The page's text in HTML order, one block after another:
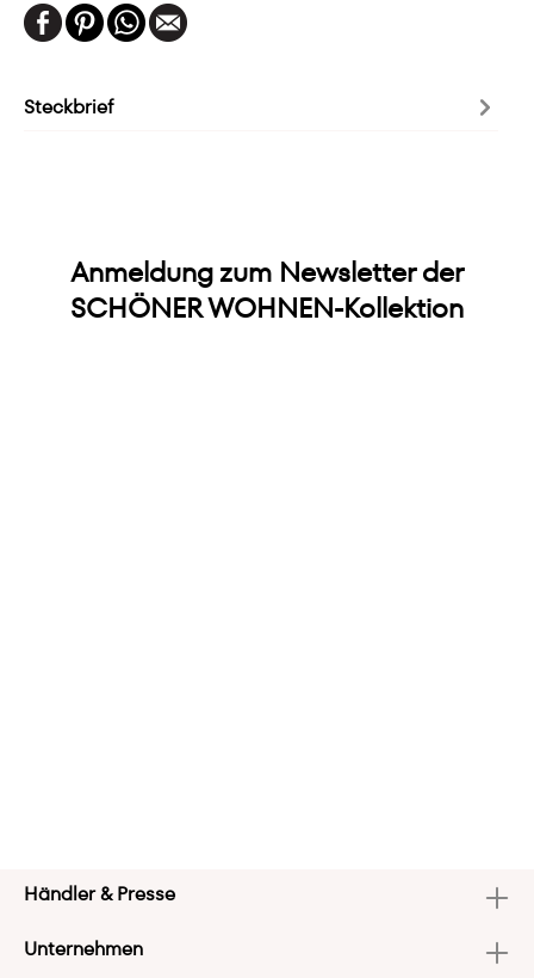
Steckbrief
Anmeldung zum Newsletter der
SCHÖNER WOHNEN-Kollektion
Händler & Presse
Unternehmen